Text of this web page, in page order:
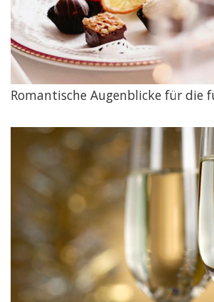
Romantische Augenblicke für die